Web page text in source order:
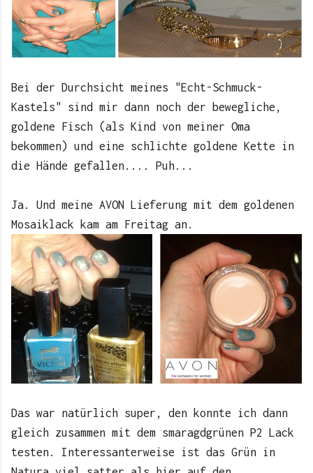
Bei der Durchsicht meines "Echt-Schmuck-
Kastels" sind mir dann noch der bewegliche,
goldene Fisch (als Kind von meiner Oma
bekommen) und eine schlichte goldene Kette in
die Hände gefallen.... Puh...
Ja. Und meine AVON Lieferung mit dem goldenen
Mosaiklack kam am Freitag an.
Das war natürlich super, den konnte ich dann
gleich zusammen mit dem smaragdgrünen P2 Lack
testen. Interessanterweise ist das Grün in